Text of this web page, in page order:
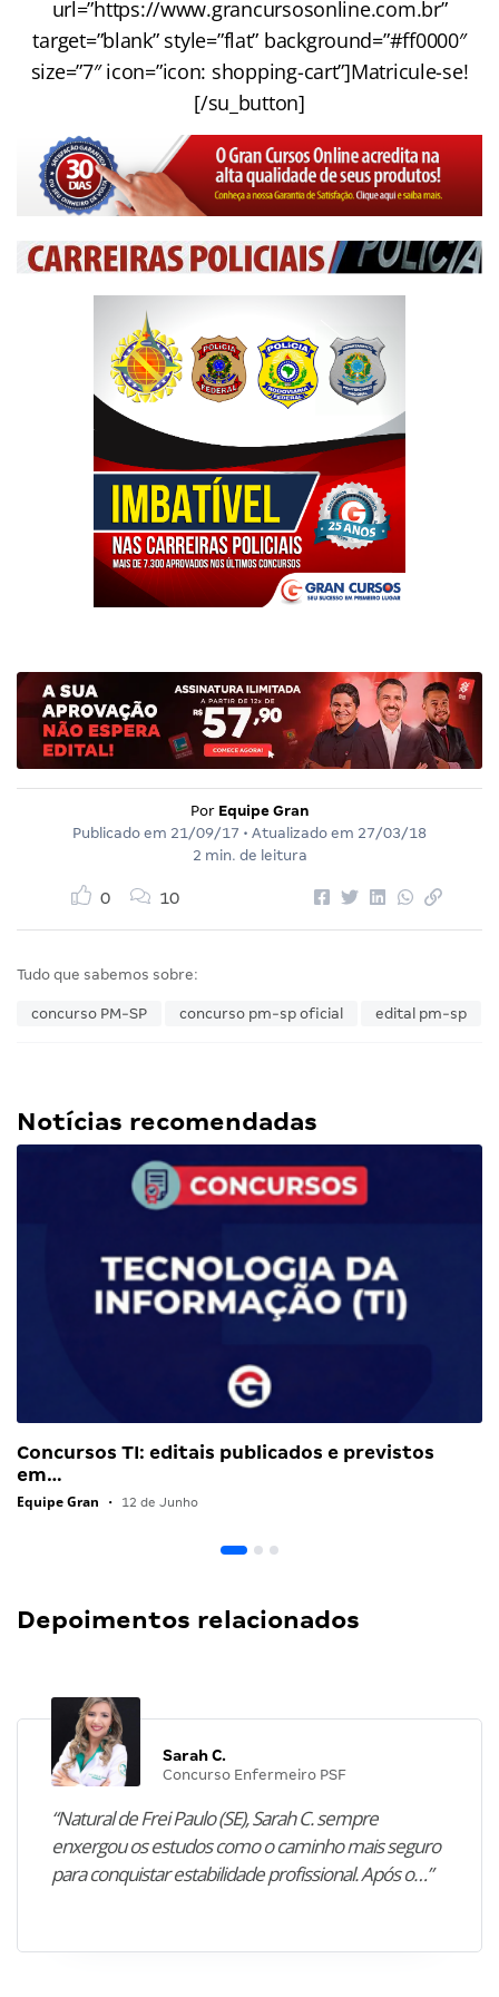
url=”https://www.grancursosonline.com.br”
target=”blank” style=”flat” background=”#ff0000″
size=”7″ icon=”icon: shopping-cart”]Matricule-se!
[/su_button]
Por Equipe Gran
Publicado em 21/09/17 • Atualizado em 27/03/18
2 min. de leitura
0 10
Tudo que sabemos sobre:
concurso PM-SP concurso pm-sp oficial edital pm-sp
Notícias recomendadas
Concursos TI: editais publicados e previstos
em…
Equipe Gran • 12 de Junho
Depoimentos relacionados
Sarah C.
Concurso Enfermeiro PSF
“Natural de Frei Paulo (SE), Sarah C. sempre
enxergou os estudos como o caminho mais seguro
para conquistar estabilidade profissional. Após o…”